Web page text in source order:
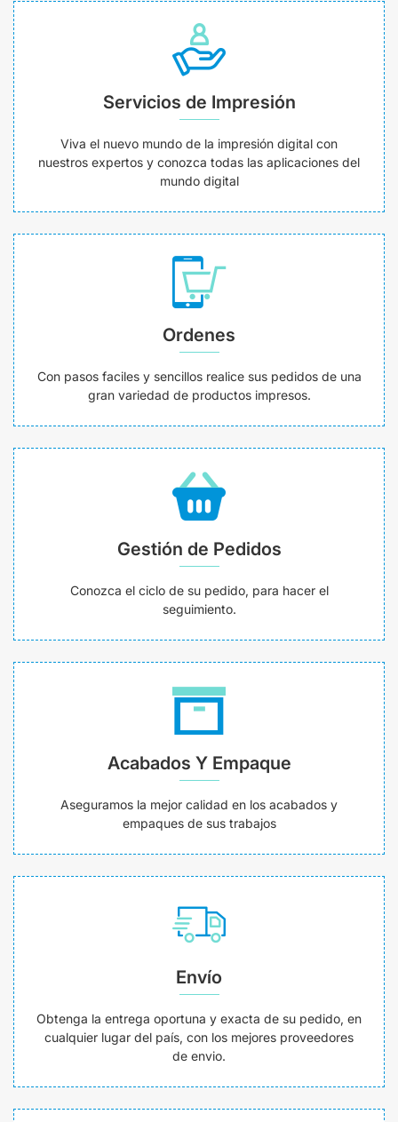
Servicios de Impresión
Viva el nuevo mundo de la impresión digital con
nuestros expertos y conozca todas las aplicaciones del
mundo digital
Ordenes
Con pasos faciles y sencillos realice sus pedidos de una
gran variedad de productos impresos.
Gestión de Pedidos
Conozca el ciclo de su pedido, para hacer el
seguimiento.
Acabados Y Empaque
Aseguramos la mejor calidad en los acabados y
empaques de sus trabajos
Envío
Obtenga la entrega oportuna y exacta de su pedido, en
cualquier lugar del país, con los mejores proveedores
de envio.